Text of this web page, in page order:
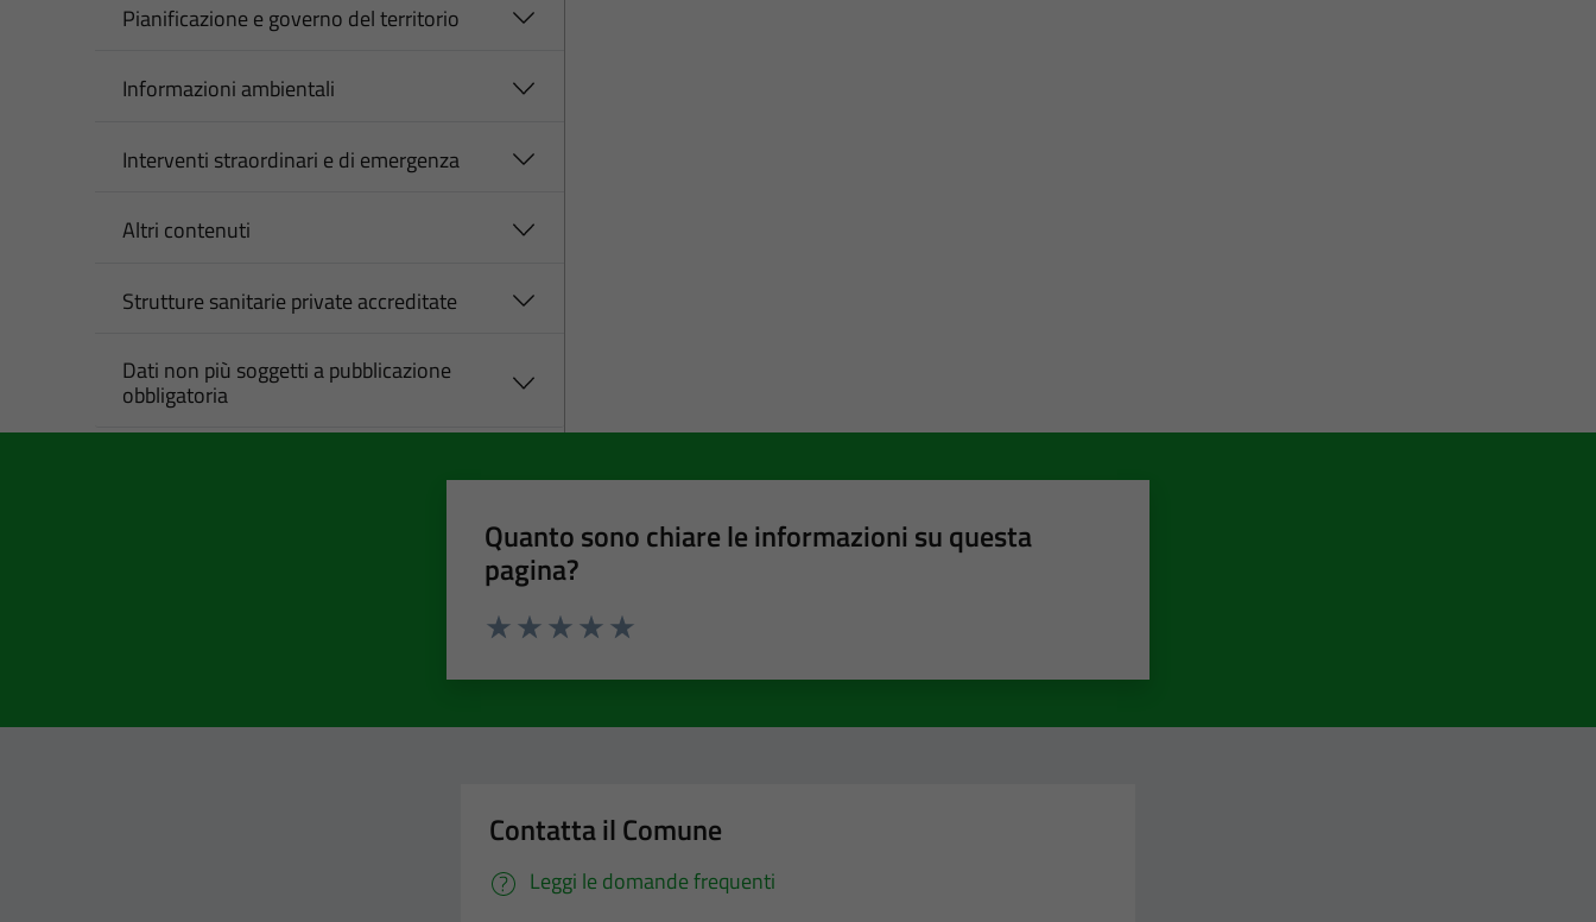
Pianificazione e governo del territorio
Informazioni ambientali
Interventi straordinari e di emergenza
Altri contenuti
Strutture sanitarie private accreditate
Dati non più soggetti a pubblicazione
obbligatoria
Quanto sono chiare le informazioni su questa
pagina?
Contatta il Comune
Leggi le domande frequenti